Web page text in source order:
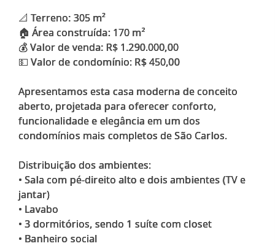
📐 Terreno: 305 m²
🏠 Área construída: 170 m²
💰 Valor de venda: R$ 1.290.000,00
💵 Valor de condomínio: R$ 450,00
Apresentamos esta casa moderna de conceito
aberto, projetada para oferecer conforto,
funcionalidade e elegância em um dos
condomínios mais completos de São Carlos.
Distribuição dos ambientes:
• Sala com pé-direito alto e dois ambientes (TV e
jantar)
• Lavabo
• 3 dormitórios, sendo 1 suíte com closet
• Banheiro social